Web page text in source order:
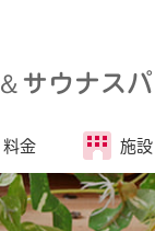
＆サウナス
料金 施設